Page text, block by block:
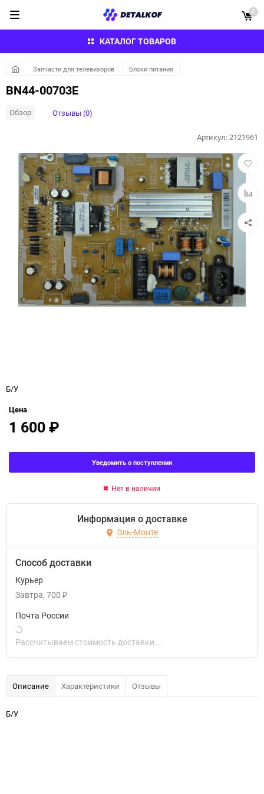
КАТАЛОГ ТОВАРОВ
0
Запчасти для телевизоров Блоки питания
BN44-00703E
Обзор Отзывы (0)
в
к
Артикул:2121961
Б/У
Цена
1 600₽
Уведомить о поступлении
Нет в наличии
Информация о доставке
Эль-Монте
Способ доставки
Курьер
Завтра 700 ₽
Почта России
Рассчитываем стоимость доставки...
Описание Характеристики Отзывы
Б/У